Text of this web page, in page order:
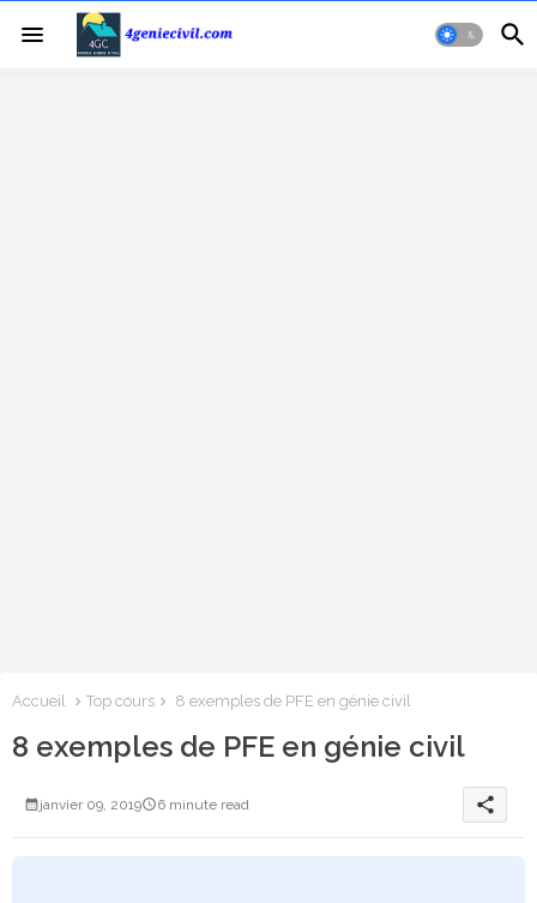
Accueil Top cours 8 exemples de PFE en génie civil
8 exemples de PFE en génie civil
janvier 09, 2019 6 minute read share